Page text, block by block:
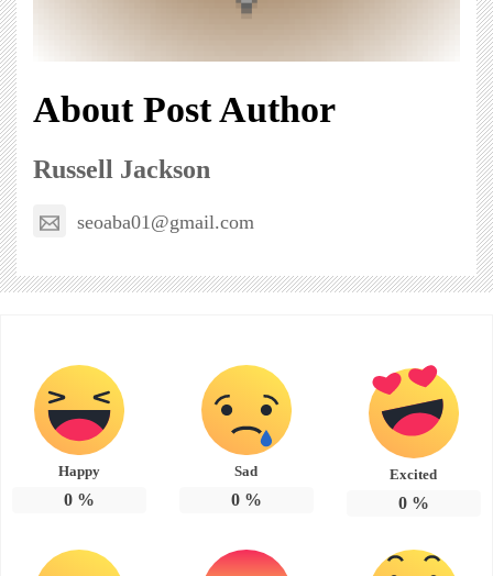
About Post Author
Russell Jackson
seoaba01@gmail.com
Happy
0%
Sad
0%
Excited
0%